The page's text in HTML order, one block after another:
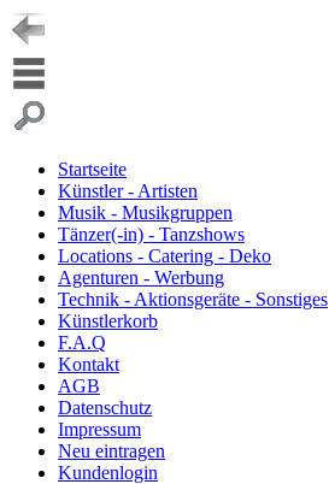
Startseite
Künstler - Artisten
Musik - Musikgruppen
Tänzer(-in) - Tanzshows
Locations - Catering - Deko
Agenturen - Werbung
Technik - Aktionsgeräte - Sonstiges
Künstlerkorb
F.A.Q
Kontakt
AGB
Datenschutz
Impressum
Neu eintragen
Kundenlogin